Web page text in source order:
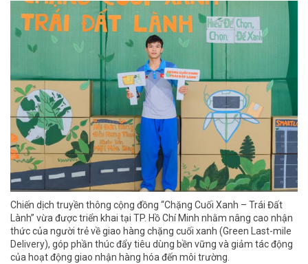
Chiến dịch truyền thông cộng đồng “Chặng Cuối Xanh – Trái Đất
Lành” vừa được triển khai tại TP. Hồ Chí Minh nhằm nâng cao nhận
thức của người trẻ về giao hàng chặng cuối xanh (Green Last-mile
Delivery), góp phần thúc đẩy tiêu dùng bền vững và giảm tác động
của hoạt động giao nhận hàng hóa đến môi trường.